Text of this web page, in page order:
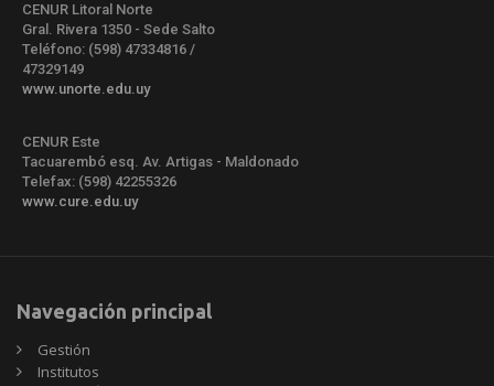
CENUR Litoral Norte
Gral. Rivera 1350 - Sede Salto
Teléfono: (598) 47334816 /
47329149
www.unorte.edu.uy
CENUR Este
Tacuarembó esq. Av. Artigas - Maldonado
Telefax: (598) 42255326
www.cure.edu.uy
Navegación principal
Gestión
Institutos